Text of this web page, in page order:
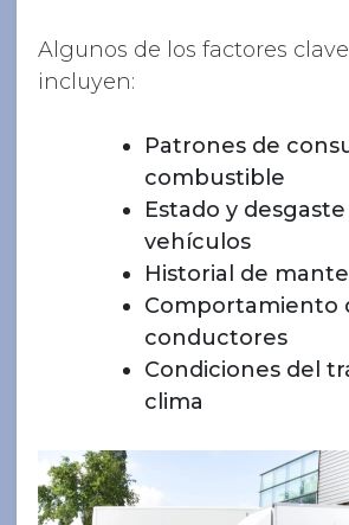
Algunos de los factores
incluyen:
Patrones de
combustible
Estado y
vehículos
Historial de
Comportamiento
conductores
Condiciones del
clima